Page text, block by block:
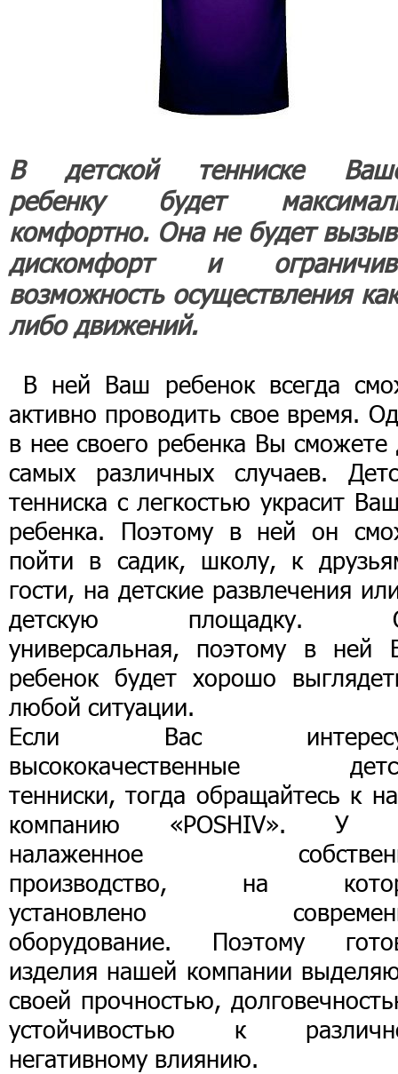
В детской тенниске
ребенку будет
комфортно. Она не будет
дискомфорт и
возможность осуществления
либо движений.
В ней Ваш ребенок всегда
активно проводить свое время.
в нее своего ребенка Вы сможете
самых различных случаев.
тенниска с легкостью украсит
ребенка. Поэтому в ней он
пойти в садик, школу, к
гости, на детские развлечения
детскую площадку.
универсальная, поэтому в ней
ребенок будет хорошо
любой ситуации.
Если Вас
высококачественные
тенниски, тогда обращайтесь к
компанию «POSHIV». У
налаженное
производство, на
установлено
оборудование. Поэтому
изделия нашей компании
своей прочностью,
устойчивостью к
негативному влиянию.